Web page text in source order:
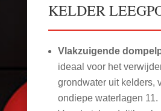
KELDER
Vlakzuigende
ideaal voor het
grondwater uit kelders,
ondiepe waterlagen 11.